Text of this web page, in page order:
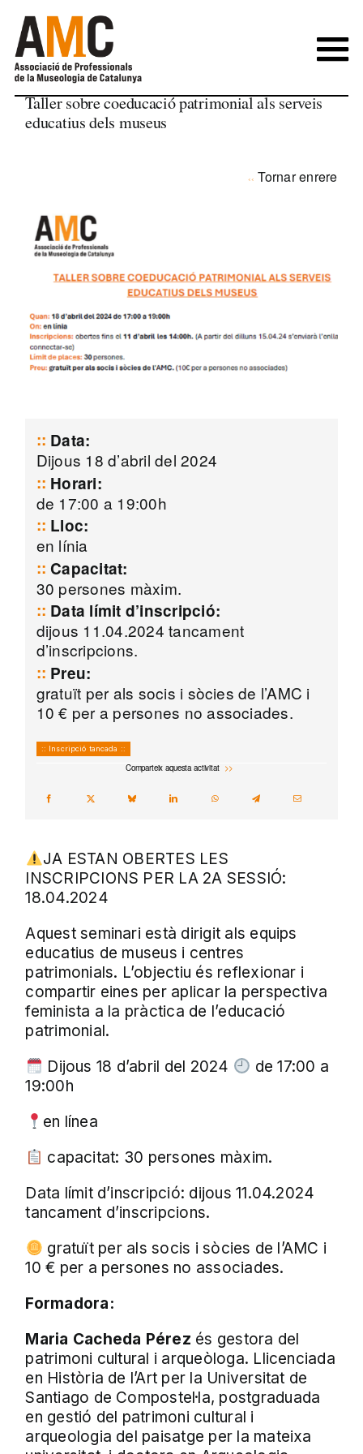
content
Taller sobre coeducació patrimonial als serveis
educatius dels museus
Tornar enrere
Data:
Dijous 18 d’abril del 2024
Horari:
de 17:00 a 19:00h
Lloc:
en línia
Capacitat:
30 persones màxim.
Data límit d’inscripció:
dijous 11.04.2024 tancament
d’inscripcions.
Preu:
gratuït per als socis i sòcies de l’AMC i
10 € per a persones no associades.
:: Inscripció tancada ::
Comparteix aquesta activitat
JA ESTAN OBERTES LES
INSCRIPCIONS PER LA 2A SESSIÓ:
18.04.2024
Aquest seminari està dirigit als equips
educatius de museus i centres
patrimonials. L’objectiu és reflexionar i
compartir eines per aplicar la perspectiva
feminista a la pràctica de l’educació
patrimonial.
Dijous 18 d’abril del 2024
de 17:00 a
19:00h
en línea
capacitat: 30 persones màxim.
Data límit d’inscripció: dijous 11.04.2024
tancament d’inscripcions.
gratuït per als socis i sòcies de l’AMC i
10 € per a persones no associades.
Formadora:
Maria Cacheda Pérez és gestora del
patrimoni cultural i arqueòloga. Llicenciada
en Història de l’Art per la Universitat de
Santiago de Compostel·la, postgraduada
en gestió del patrimoni cultural i
arqueologia del paisatge per la mateixa